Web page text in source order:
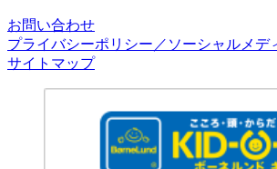
お問い合わせ
プライバシーポリシー／ソーシャルメデ
サイトマップ